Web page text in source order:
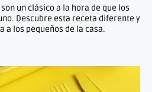
un clásico a la hora de que los
Descubre esta receta diferente y
a los pequeños de la casa.